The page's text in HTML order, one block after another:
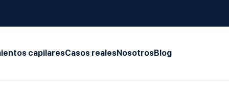
capilaresCasos realesNosotrosBlog